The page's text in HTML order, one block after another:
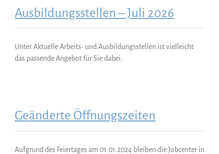
Ausbildungsstellen – Juli 2026
Unter Aktuelle Arbeits- und Ausbildungsstellen ist vielleicht
das passende Angebot für Sie dabei.
Geänderte Öffnungszeiten
Aufgrund des Feiertages am 01.01.2024 bleiben die Jobcenter in